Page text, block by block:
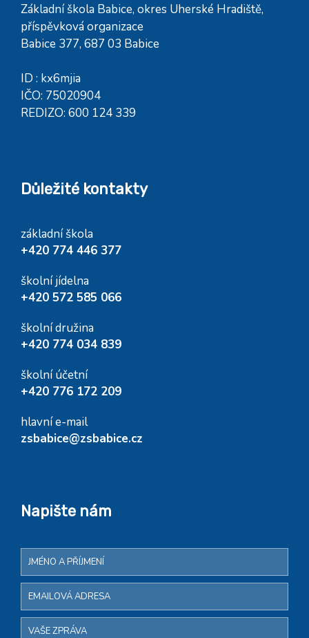
Základní škola Babice, okres Uherské Hradiště,
příspěvková organizace
Babice 377, 687 03 Babice
ID : kx6mjia
IČO: 75020904
REDIZO: 600 124 339
Důležité kontakty
základní škola
+420 774 446 377
školní jídelna
+420 572 585 066
školní družina
+420 774 034 839
školní účetní
+420 776 172 209
hlavní e-mail
zsbabice@zsbabice.cz
Napište nám